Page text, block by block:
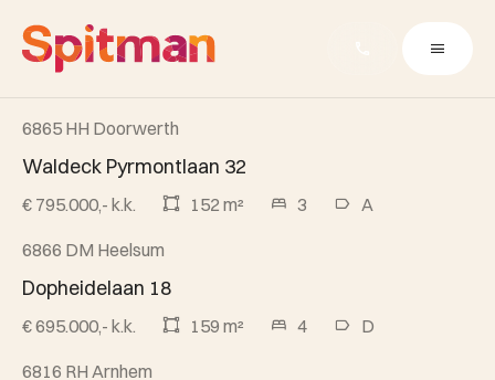
Beschikbaar
6865 HH Doorwerth
Waldeck Pyrmontlaan 32
€ 795.000,- k.k. 152 m² 3 A
Beschikbaar
6866 DM Heelsum
Dopheidelaan 18
€ 695.000,- k.k. 159 m² 4 D
6816 RH Arnhem